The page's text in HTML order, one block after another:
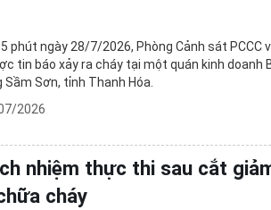
phút ngày 28/7/2026, Phòng Cảnh sát PCCC
tin báo xảy ra cháy tại một quán kinh doanh
Sơn, tỉnh Thanh Hóa.
2026
nhiệm thực thi sau cắt
cháy